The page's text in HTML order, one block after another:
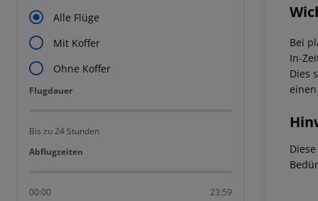
Alle Flüge
Mit Koffer
Ohne Koffer
Flugdauer
Flugdauer
Bis zu 24 Stunden
Abflugzeiten
Abflugzeiten
00:00 23:59
Bei
In-
Dies